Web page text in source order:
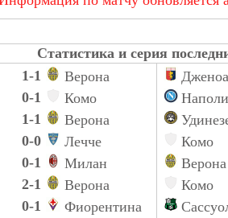
Статистика и серия
1-1
Верона
0-1
Комо
1-1
Верона
0-0
Лечче
0-1
Милан
2-1
Верона
0-1
Фиорентина
Комо
Верона
Комо